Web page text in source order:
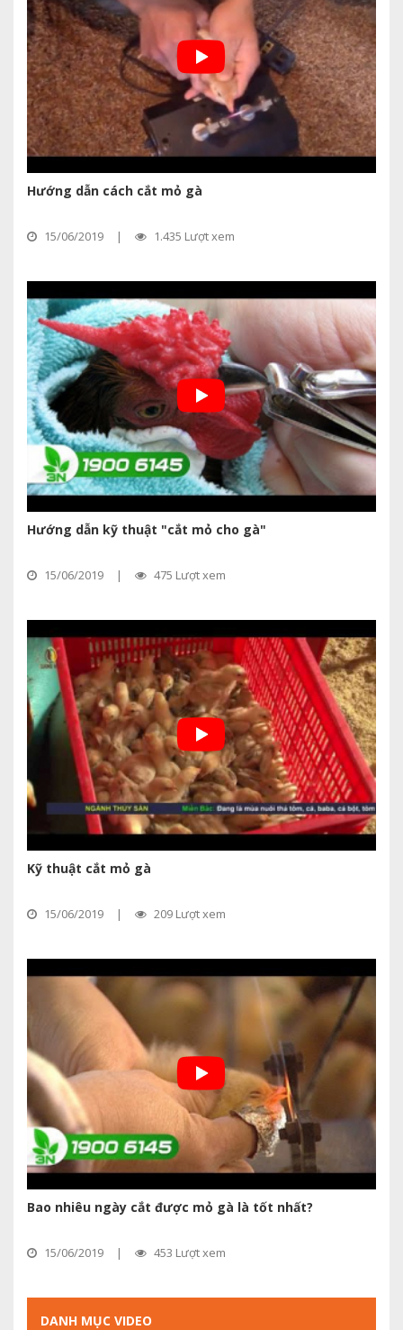
Hướng dẫn cách cắt mỏ gà
15/06/2019 | 1.435 Lượt xem
Hướng dẫn kỹ thuật "cắt mỏ cho gà"
15/06/2019 | 475 Lượt xem
Kỹ thuật cắt mỏ gà
15/06/2019 | 209 Lượt xem
Bao nhiêu ngày cắt được mỏ gà là tốt nhất?
15/06/2019 | 453 Lượt xem
DANH MỤC VIDEO